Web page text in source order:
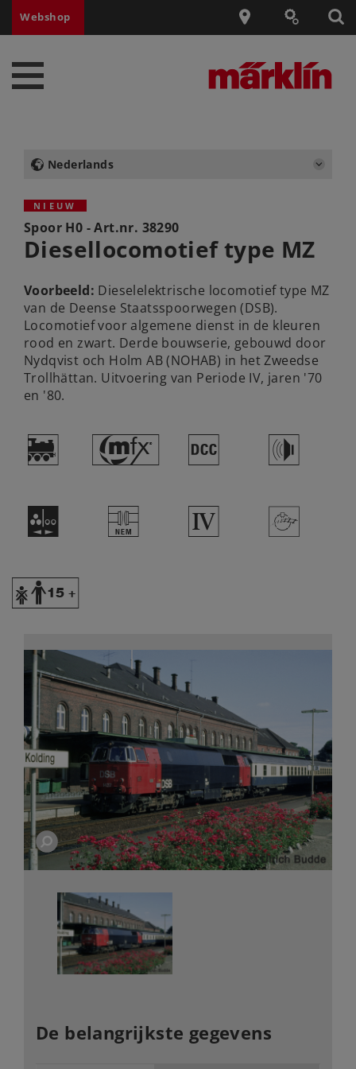
Webshop
Nederlands
NIEUW
Spoor H0 - Art.nr. 38290
Diesellocomotief type MZ
Voorbeeld: Dieselelektrische locomotief type MZ
van de Deense Staatsspoorwegen (DSB).
Locomotief voor algemene dienst in de kleuren
rood en zwart. Derde bouwserie, gebouwd door
Nydqvist och Holm AB (NOHAB) in het Zweedse
Trollhättan. Uitvoering van Periode IV, jaren '70
en '80.
) # § h
N U 4 >
Y
De belangrijkste gegevens